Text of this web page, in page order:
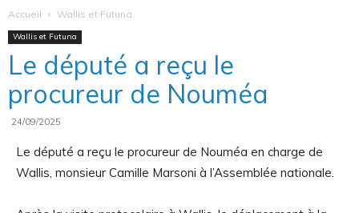
officiel
Accueil Wallis et Futuna
Wallis et Futuna
Le député a reçu le
procureur de Nouméa
24/09/2025
Le député a reçu le procureur de Nouméa en charge de
Wallis, monsieur Camille Marsoni à l’Assemblée nationale.